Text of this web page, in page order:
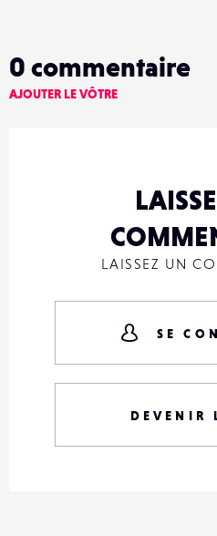
0 commentaire
AJOUTER LE VÔTRE
LAISSEZ UN
SE
DEVENIR